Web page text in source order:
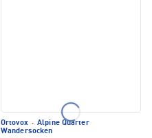
Ortovox · Alpine Quarter
Wandersocken